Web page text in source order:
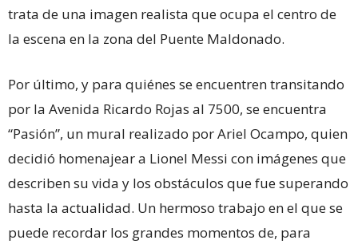
trata de una imagen realista que ocupa el centro de
la escena en la zona del Puente Maldonado.
Por último, y para quiénes se encuentren transitando
por la Avenida Ricardo Rojas al 7500, se encuentra
“Pasión”, un mural realizado por Ariel Ocampo, quien
decidió homenajear a Lionel Messi con imágenes que
describen su vida y los obstáculos que fue superando
hasta la actualidad. Un hermoso trabajo en el que se
puede recordar los grandes momentos de, para